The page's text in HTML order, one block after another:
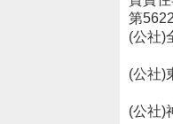
第
(公社)
(公社)
(公社)